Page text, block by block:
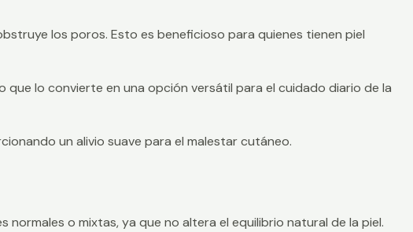
los poros. Esto es beneficioso para quienes tienen piel
lo convierte en una opción versátil para el cuidado diario de la
un alivio suave para el malestar cutáneo.
normales o mixtas, ya que no altera el equilibrio natural de la piel.